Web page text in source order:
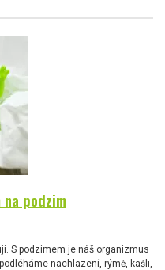
podzim
S podzimem je náš organizmus
nachlazení, rýmě, kašli,